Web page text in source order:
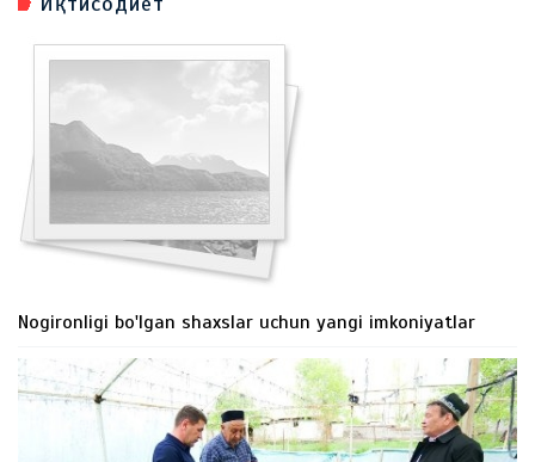
Nogironligi bo'lgan shaxslar uchun yangi imkoniyatlar